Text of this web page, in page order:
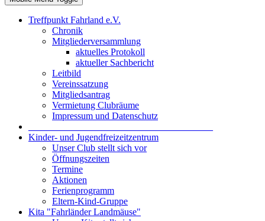
Treffpunkt Fahrland e.V.
Chronik
Mitgliederversammlung
aktuelles Protokoll
aktueller Sachbericht
Leitbild
Vereinssatzung
Mitgliedsantrag
Vermietung Clubräume
Impressum und Datenschutz
Kinder- und Jugendfreizeitzentrum
Unser Club stellt sich vor
Öffnungszeiten
Termine
Aktionen
Ferienprogramm
Eltern-Kind-Gruppe
Kita "Fahrländer Landmäuse"